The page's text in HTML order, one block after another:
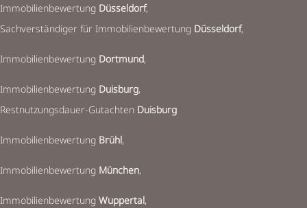
Immobilienbewertung Düsseldorf,
Sachverständiger für Immobilienbewertung Düsseldorf,
Immobilienbewertung Dortmund,
Immobilienbewertung Duisburg,
Restnutzungsdauer-Gutachten Duisburg
Immobilienbewertung Brühl,
Immobilienbewertung München,
Immobilienbewertung Wuppertal,